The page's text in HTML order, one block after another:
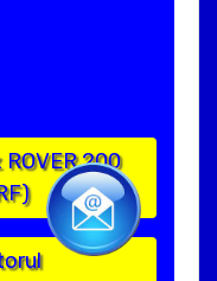
200